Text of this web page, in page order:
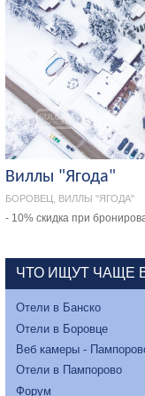
Виллы "Ягода"
БОРОВЕЦ, ВИЛЛЫ "ЯГОДА"
- 10% скидка при
ЧТО ИЩУТ ЧАЩЕ
Отели в Банско
Отели в Боровце
Веб камеры -
Отели в Пампорово
Форум